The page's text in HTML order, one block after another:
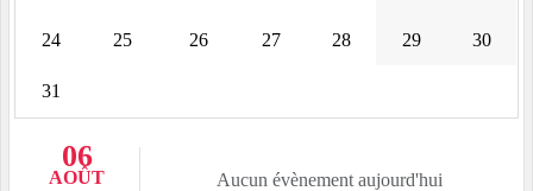
24 25 26 27 28 29 30
31
06
AOÛT Aucun évènement aujourd'hui